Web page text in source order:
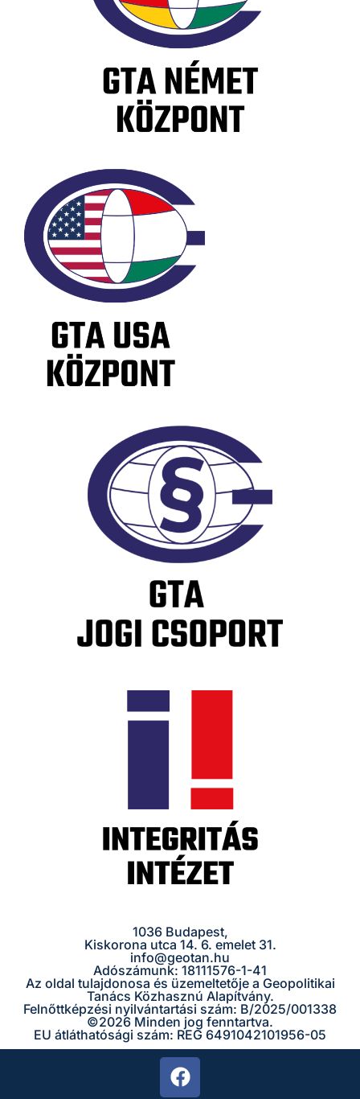
1036 Budapest,
Kiskorona utca 14. 6. emelet 31.
info@geotan.hu
Adószámunk: 18111576-1-41
Az oldal tulajdonosa és üzemeltetője a Geopolitikai
Tanács Közhasznú Alapítvány.
Felnőttképzési nyilvántartási szám: B/2025/001338
©2026 Minden jog fenntartva.
EU átláthatósági szám: REG 6491042101956-05